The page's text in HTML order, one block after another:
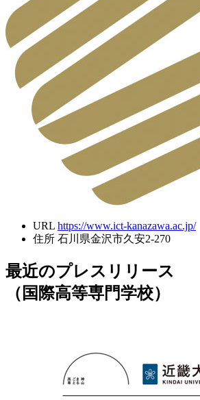
URL https://www.ict-kanazawa.ac.jp/
住所 石川県金沢市久安2-270
最近のプレスリリース
（国際高等専門学校）